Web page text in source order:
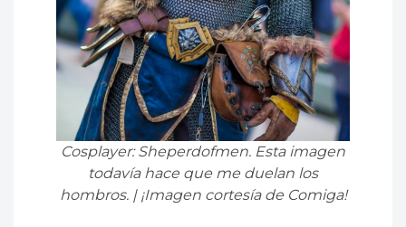
Cosplayer: Sheperdofmen. Esta imagen
todavía hace que me duelan los
hombros. | ¡Imagen cortesía de Comiga!